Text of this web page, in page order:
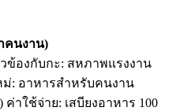
คนงาน)
ข้องกับกะ: สหภาพแรงงาน
: อาหารสำหรับคนงาน
าใช้จ่าย: เสบียงอาหาร 100